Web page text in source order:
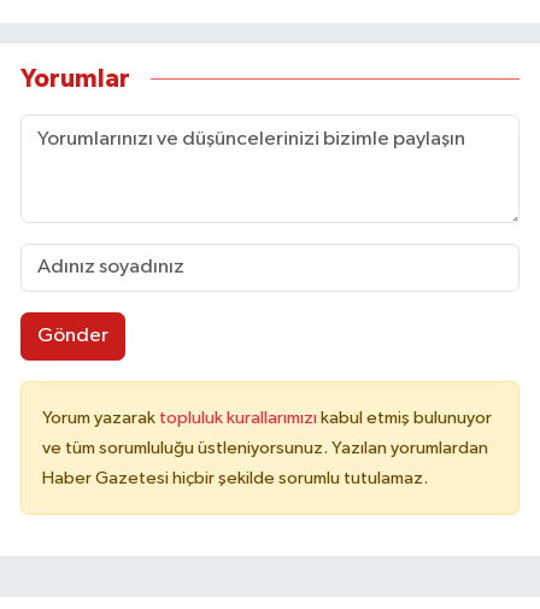
Yorumlar
Gönder
Yorum yazarak topluluk kurallarımızı kabul etmiş bulunuyor
ve tüm sorumluluğu üstleniyorsunuz. Yazılan yorumlardan
Haber Gazetesi hiçbir şekilde sorumlu tutulamaz.